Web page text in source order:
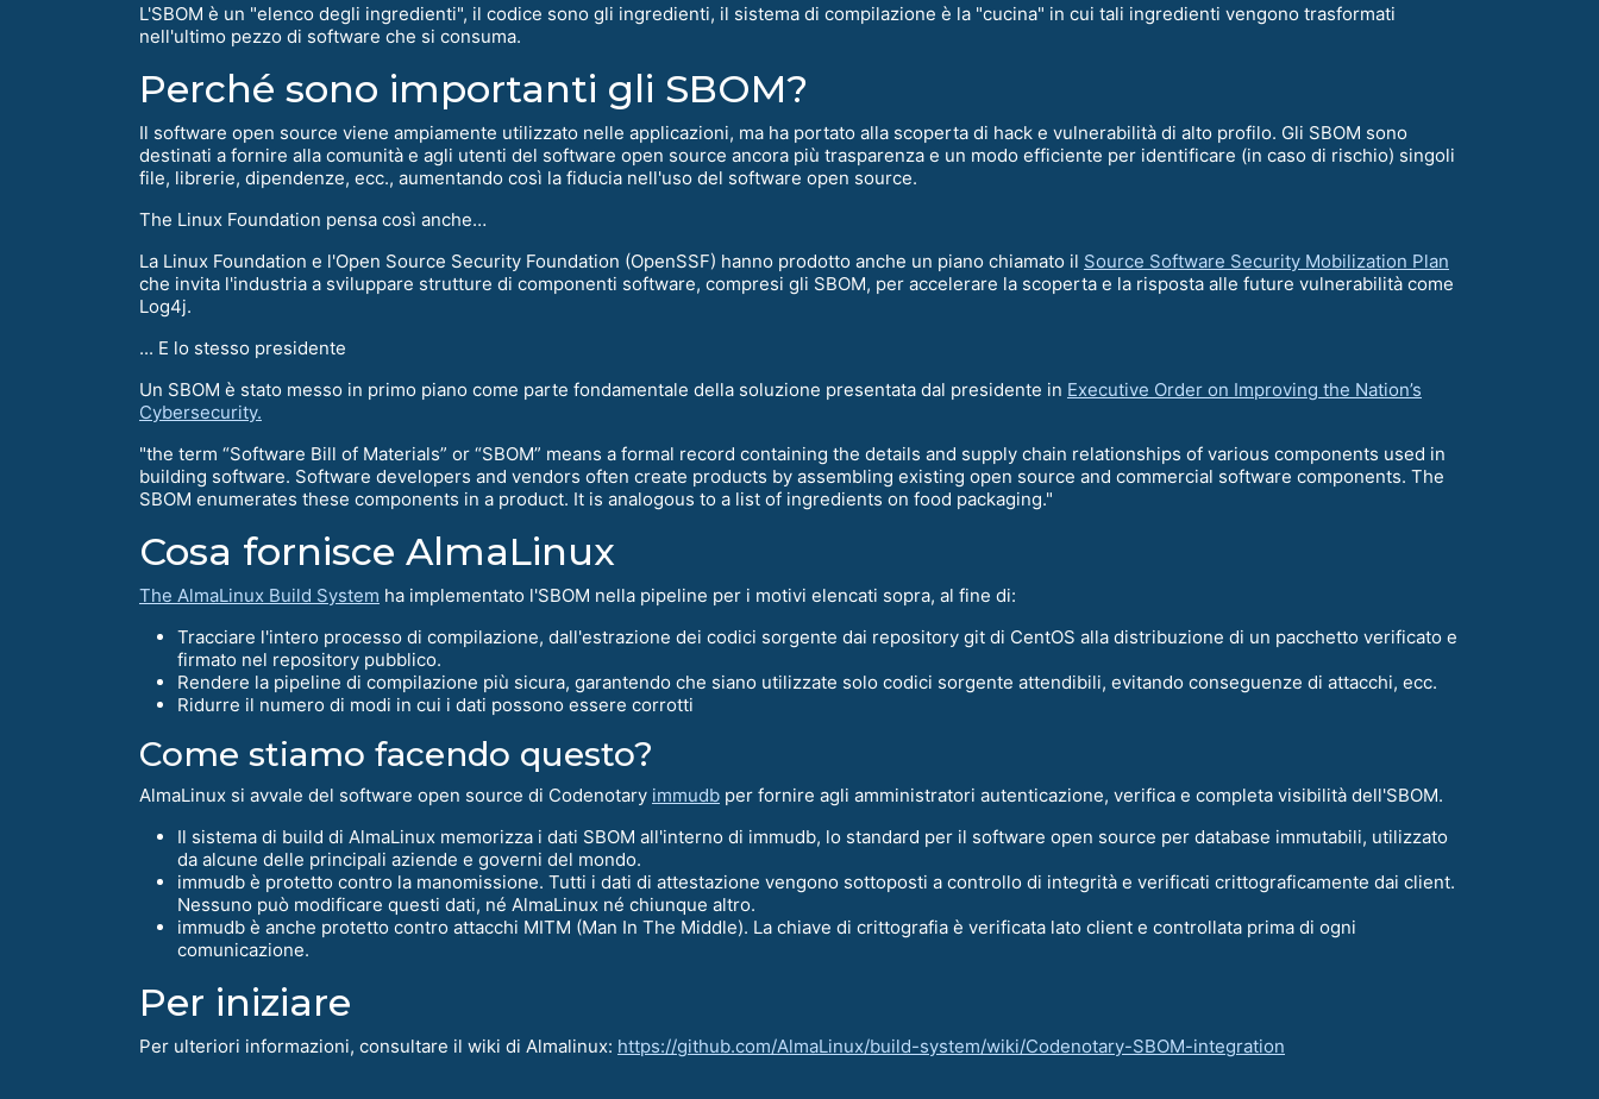
L'SBOM è un "elenco degli ingredienti", il codice sono gli ingredienti, il sistema di compilazione è la "cucina" in cui tali ingredienti vengono trasformati
nell'ultimo pezzo di software che si consuma.
Perché sono importanti gli SBOM?
Il software open source viene ampiamente utilizzato nelle applicazioni, ma ha portato alla scoperta di hack e vulnerabilità di alto profilo. Gli SBOM sono
destinati a fornire alla comunità e agli utenti del software open source ancora più trasparenza e un modo efficiente per identificare (in caso di rischio) singoli
file, librerie, dipendenze, ecc., aumentando così la fiducia nell'uso del software open source.
The Linux Foundation pensa così anche…
La Linux Foundation e l'Open Source Security Foundation (OpenSSF) hanno prodotto anche un piano chiamato il Source Software Security Mobilization Plan
che invita l'industria a sviluppare strutture di componenti software, compresi gli SBOM, per accelerare la scoperta e la risposta alle future vulnerabilità come
Log4j.
... E lo stesso presidente
Un SBOM è stato messo in primo piano come parte fondamentale della soluzione presentata dal presidente in Executive Order on Improving the Nation’s
Cybersecurity.
"the term “Software Bill of Materials” or “SBOM” means a formal record containing the details and supply chain relationships of various components used in
building software. Software developers and vendors often create products by assembling existing open source and commercial software components. The
SBOM enumerates these components in a product. It is analogous to a list of ingredients on food packaging."
Cosa fornisce AlmaLinux
The AlmaLinux Build System ha implementato l'SBOM nella pipeline per i motivi elencati sopra, al fine di:
Tracciare l'intero processo di compilazione, dall'estrazione dei codici sorgente dai repository git di CentOS alla distribuzione di un pacchetto verificato e
firmato nel repository pubblico.
Rendere la pipeline di compilazione più sicura, garantendo che siano utilizzate solo codici sorgente attendibili, evitando conseguenze di attacchi, ecc.
Ridurre il numero di modi in cui i dati possono essere corrotti
Come stiamo facendo questo?
AlmaLinux si avvale del software open source di Codenotary immudb per fornire agli amministratori autenticazione, verifica e completa visibilità dell'SBOM.
Il sistema di build di AlmaLinux memorizza i dati SBOM all'interno di immudb, lo standard per il software open source per database immutabili, utilizzato
da alcune delle principali aziende e governi del mondo.
immudb è protetto contro la manomissione. Tutti i dati di attestazione vengono sottoposti a controllo di integrità e verificati crittograficamente dai client.
Nessuno può modificare questi dati, né AlmaLinux né chiunque altro.
immudb è anche protetto contro attacchi MITM (Man In The Middle). La chiave di crittografia è verificata lato client e controllata prima di ogni
comunicazione.
Per iniziare
Per ulteriori informazioni, consultare il wiki di Almalinux: https://github.com/AlmaLinux/build-system/wiki/Codenotary-SBOM-integration